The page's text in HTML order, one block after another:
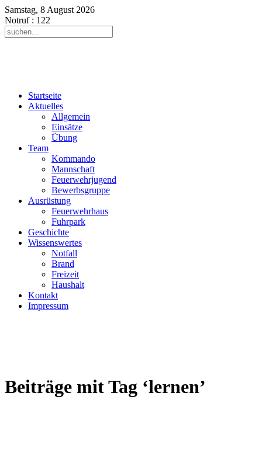
Samstag, 8 August 2026
Notruf: 122
Startseite
Aktuelles
Allgemein
Einsätze
Übung
Team
Kommando
Mannschaft
Feuerwehrjugend
Bewerbsgruppe
Ausrüstung
Feuerwehrhaus
Fuhrpark
Geschichte
Wissenswertes
Notfall
Brand
Freizeit
Haushalt
Kontakt
Impressum
Beiträge mit Tag ‘lernen’